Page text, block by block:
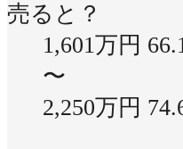
売ると？
1,601万円
〜
2,250万円